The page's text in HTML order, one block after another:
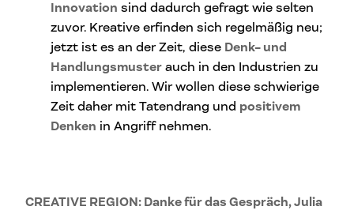
Innovation sind dadurch gefragt wie selten
zuvor. Kreative erfinden sich regelmäßig neu;
jetzt ist es an der Zeit, diese Denk- und
Handlungsmuster auch in den Industrien zu
implementieren. Wir wollen diese schwierige
Zeit daher mit Tatendrang und positivem
Denken in Angriff nehmen.
CREATIVE REGION: Danke für das Gespräch, Julia